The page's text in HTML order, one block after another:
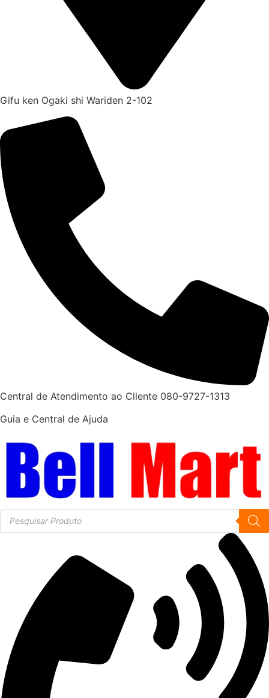
Gifu ken Ogaki shi Wariden 2-102
Central de Atendimento ao Cliente 080-9727-1313
Guia e Central de Ajuda
Pesquisar
produtos